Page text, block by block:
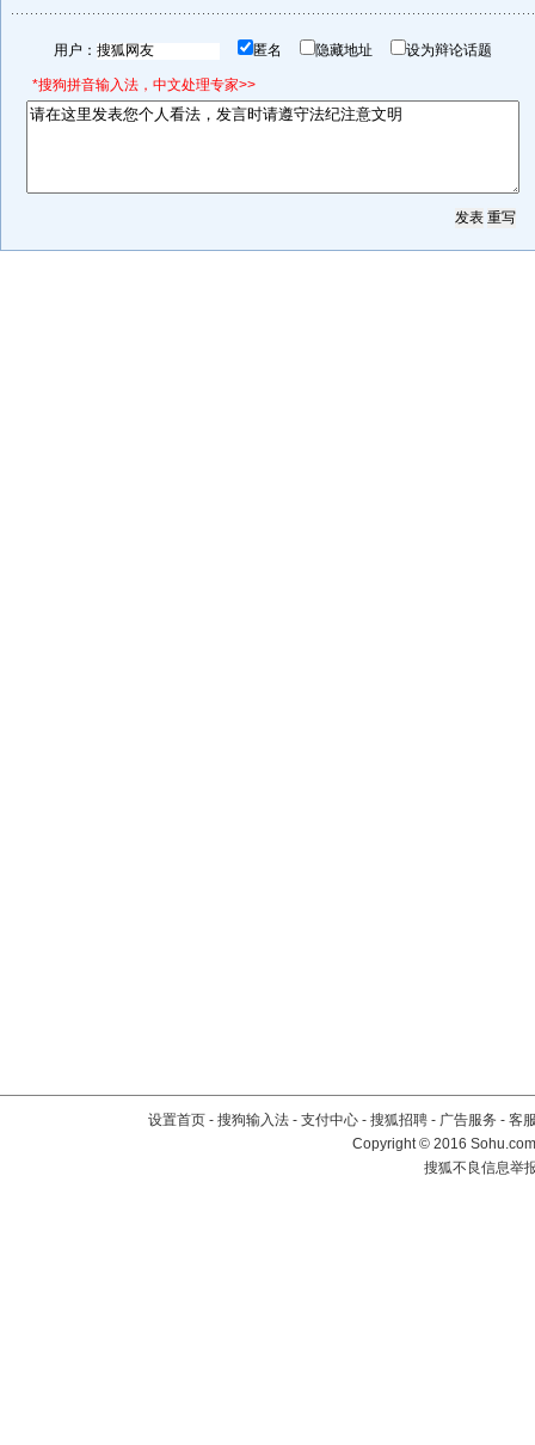
用户： 匿名 隐藏地址 设为辩论话题
*搜狗拼音输入法，中文处理专家>>
设置首页 - 搜狗输入法 - 支付中心 - 搜狐招聘 - 广告服务 - 客
Copyright©2016
搜狐不良信息举